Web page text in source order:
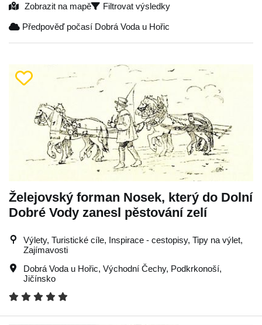
Zobrazit na mapě Filtrovat výsledky
Předpověď počasí Dobrá Voda u Hořic
Želejovský forman Nosek, který do Dolní
Dobré Vody zanesl pěstování zelí
Výlety, Turistické cíle, Inspirace - cestopisy, Tipy na výlet,
Zajímavosti
Dobrá Voda u Hořic, Východní Čechy, Podkrkonoší,
Jičínsko